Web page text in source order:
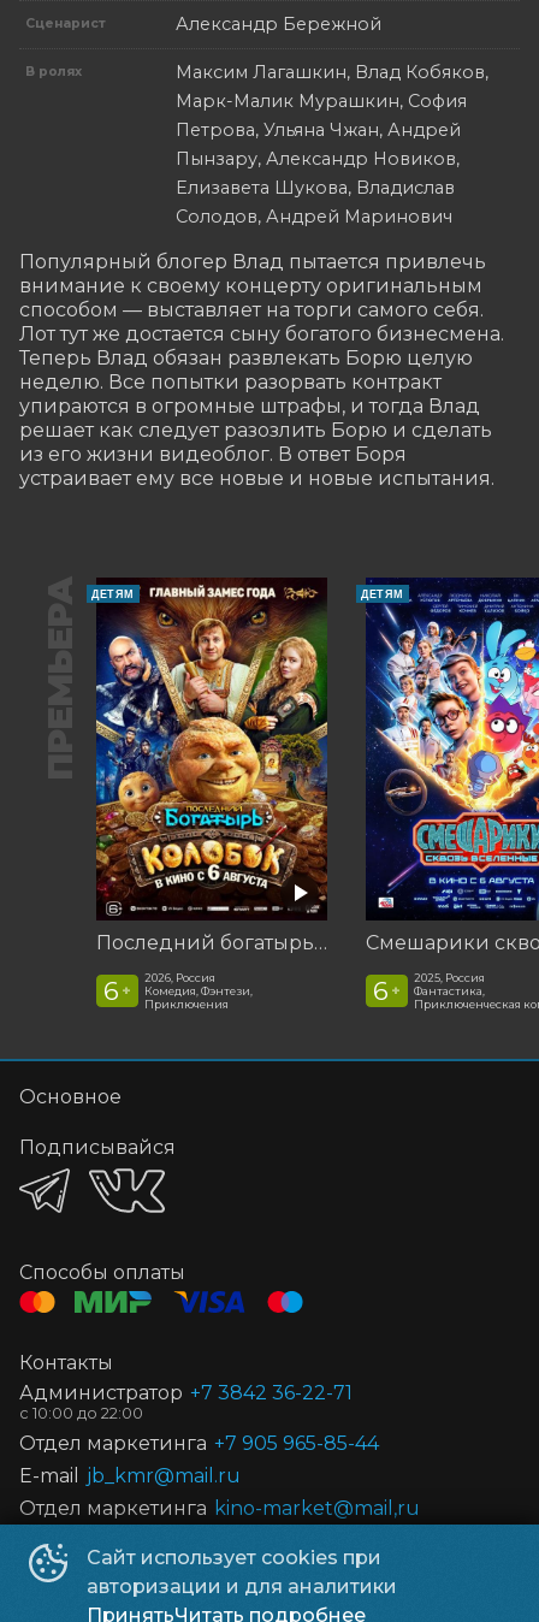
Сценарист Александр Бережной
В ролях
Максим Лагашкин, Влад Кобяков,
Марк-Малик Мурашкин, София
Петрова, Ульяна Чжан, Андрей
Пынзару, Александр Новиков,
Елизавета Шукова, Владислав
Солодов, Андрей Маринович
Популярный блогер Влад пытается привлечь
внимание к своему концерту оригинальным
способом — выставляет на торги самого себя.
Лот тут же достается сыну богатого бизнесмена.
Теперь Влад обязан развлекать Борю целую
неделю. Все попытки разорвать контракт
упираются в огромные штрафы, и тогда Влад
решает как следует разозлить Борю и сделать
из его жизни видеоблог. В ответ Боря
устраивает ему все новые и новые испытания.
ПРЕМЬЕРА ДЕТЯМ
Последний богатырь. Колобок
6 +
2026, Россия
Комедия, Фэнтези,
Приключения
ДЕТЯМ
6 +
2025, Россия
Фантастика,
Приключенческая
Сайт использует cookies при
авторизации и для аналитики
ПринятьЧитать подробнее
Основное
Подписывайся
Способы оплаты
Контакты
Администратор +7 3842 36-22-71
Отдел маркетинга +7 905 965-85-44
E-mail
jb_kmr@mail.ru
Отдел маркетинга kino-market@mail,ru
Киноцентр «Космос» © 2016-2026
Powered byp24.app